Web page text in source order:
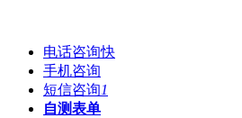
电话咨询快
手机咨询
短信咨询1
自测表单